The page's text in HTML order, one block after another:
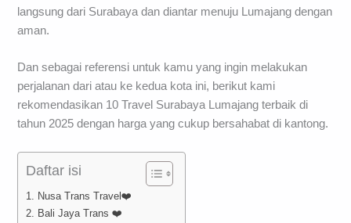
langsung dari Surabaya dan diantar menuju Lumajang dengan
aman.
Dan sebagai referensi untuk kamu yang ingin melakukan
perjalanan dari atau ke kedua kota ini, berikut kami
rekomendasikan 10 Travel Surabaya Lumajang terbaik di
tahun 2025 dengan harga yang cukup bersahabat di kantong.
Daftar isi
1. Nusa Trans Travel❤️
2. Bali Jaya Trans ❤️